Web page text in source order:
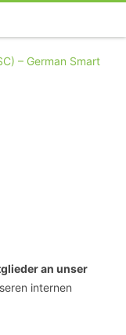
an unser
internen